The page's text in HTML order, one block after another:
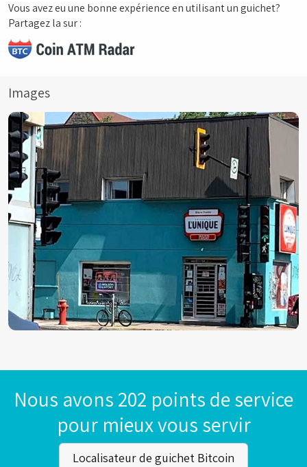
Vous avez eu une bonne expérience en utilisant un guichet?
Partagez la sur :
Images
Nous avons 202 points de service
pour mieux vous servir
Localisateur de guichet Bitcoin